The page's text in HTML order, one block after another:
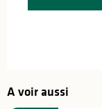
A voir aussi